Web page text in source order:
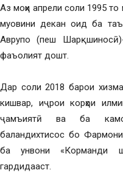
Аз моҳи апрели соли 1995
муовини декан оид ба
Аврупо (пеш
фаъолият дошт.
Дар соли 2018 барои
кишвар, иҷрои корҳои
ҷамъиятӣ ва ба
баландихтисос бо
ба унвони «Корманди
гардидааст.